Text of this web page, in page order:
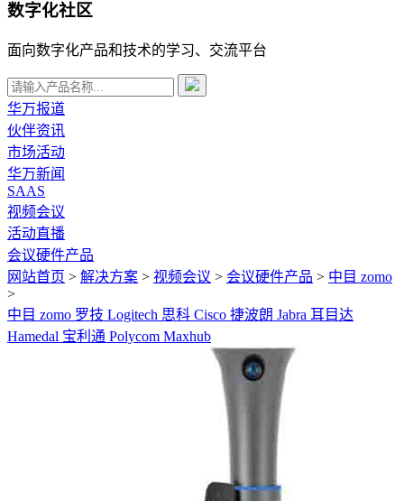
数字化社区
面向数字化产品和技术的学习、交流平台
华万报道
伙伴资讯
市场活动
华万新闻
SAAS
视频会议
活动直播
会议硬件产品
网站首页 > 解决方案 > 视频会议 > 会议硬件产品 > 中目 zomo
>
中目 zomo 罗技 Logitech 思科 Cisco 捷波朗 Jabra 耳目达
Hamedal 宝利通 Polycom Maxhub